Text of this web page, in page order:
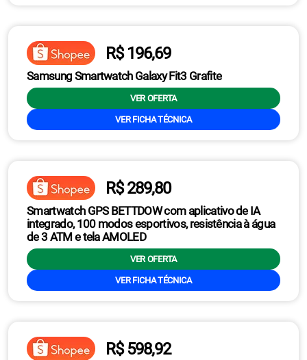
R$ 196,69
Samsung Smartwatch Galaxy Fit3 Grafite
VER OFERTA
VER FICHA TÉCNICA
R$ 289,80
Smartwatch GPS BETTDOW com aplicativo de IA
integrado, 100 modos esportivos, resistência à água
de 3 ATM e tela AMOLED
VER OFERTA
VER FICHA TÉCNICA
R$ 598,92